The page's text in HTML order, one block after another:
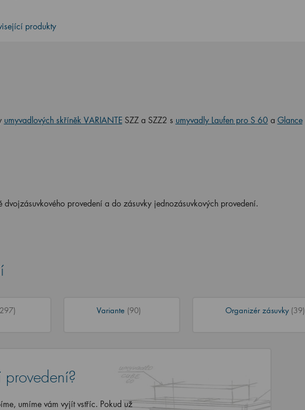
produkty
umyvadlových skříněk VARIANTESZZ a SZZ2 s umyvadly Laufen pro S 60 a Glance
provedení a do zásuvky jednozásuvkových provedení.
Variante (90) Organizér zásuvky (39)
umíme vám vyjít vstříc. Pokud už